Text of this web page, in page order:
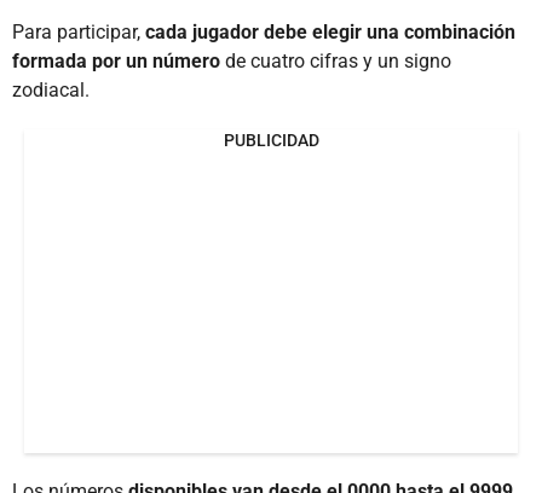
Para participar, cada jugador debe elegir una combinación
formada por un número de cuatro cifras y un signo
zodiacal.
PUBLICIDAD